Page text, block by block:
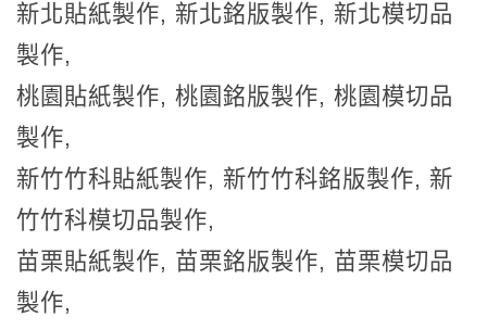
新北貼紙製作, 新北銘版製作, 新北模切品
製作,
桃園貼紙製作, 桃園銘版製作, 桃園模切品
製作,
新竹竹科貼紙製作, 新竹竹科銘版製作, 新
竹竹科模切品製作,
苗栗貼紙製作, 苗栗銘版製作, 苗栗模切品
製作,